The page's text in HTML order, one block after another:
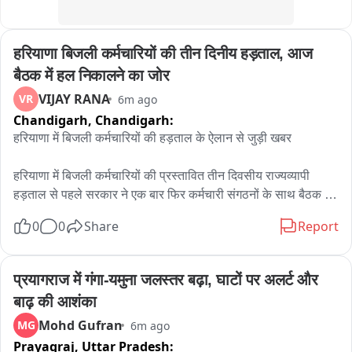
हरियाणा बिजली कर्मचारियों की तीन दिनीय हड़ताल, आज
बैठक में हल निकालने का जोर
VR VIJAY RANA 6m ago
Chandigarh, Chandigarh:
हरियाणा में बिजली कर्मचारियों की हड़ताल के ऐलान से जुड़ी खबर
हरियाणा में बिजली कर्मचारियों की प्रस्तावित तीन दिवसीय राज्यव्यापी
हड़ताल से पहले सरकार ने एक बार फिर कर्मचारी संगठनों के साथ बैठक
हरियाणा विद्युत प्रसारण निगम लिमिटेड (HVPNL) ने बैठक का नोटिस
जारी किया है
सरकार और कर्मचारी नेताओं के बीच आज दोपहर 12 बजे हरियाणा सिविल
सचिवालय में बैठक होगी
बैठक की अध्यक्षता हरियाणा के ऊर्जा मंत्री अनिल विज करेंगे
बैठक में हरियाणा बिजली कर्मचारी एवं इंजीनियर संयुक्त संघर्ष मोर्चा के
प्रतिनिधि और अधिकारी शामिल होंगे
0 0 Share Report
प्रयागराज में गंगा-यमुना जलस्तर बढ़ा, घाटों पर अलर्ट और
बाढ़ की आशंका
MG Mohd Gufran 6m ago
Prayagraj, Uttar Pradesh: